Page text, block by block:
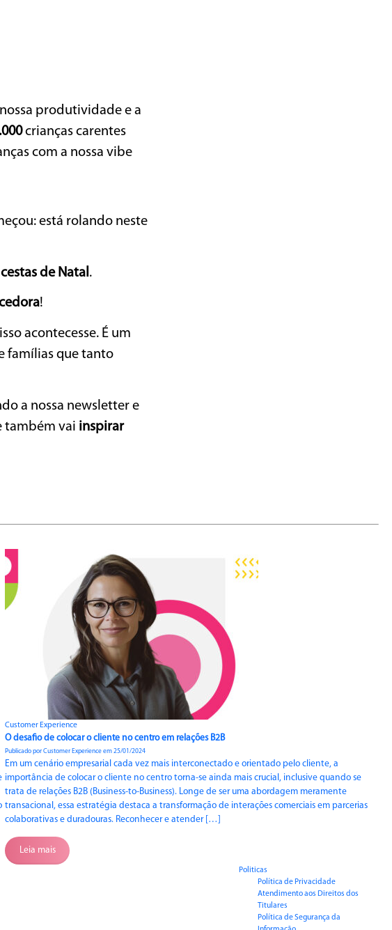
produtividade e a
crianças carentes
com a nossa vibe
está rolando neste
cestas de Natal .
!
acontecesse. É um
famílias que tanto
a nossa newsletter e
também vai inspirar
Customer Experience
O desafio de colocar o cliente no centro em relações B2B
Publicado por Customer Experience em 25/01/2024
Em um cenário empresarial cada vez mais interconectado e orientado pelo cliente, a
importância de colocar o cliente no centro torna-se ainda mais crucial, inclusive quando se
trata de relações B2B (Business-to-Business). Longe de ser uma abordagem meramente
transacional, essa estratégia destaca a transformação de interações comerciais em parcerias
colaborativas e duradouras. Reconhecer e atender […]
Leia mais
Politicas
Política de Privacidade
Atendimento aos Direitos dos
Titulares
Política de Segurança da